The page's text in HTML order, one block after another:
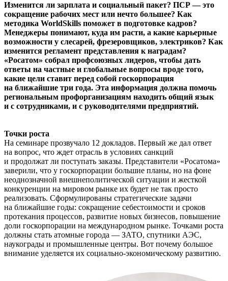
Изменится ли зарплата и социальный пакет? ПСР — это
сокращение рабочих мест или нечто большее? Как
методика WorldSkills поможет в подготовке кадров?
Менеджеры понимают, куда им расти, а какие карьерные
возможности у слесарей, фрезеровщиков, электриков? Как
изменится регламент представления к наградам?
«Росатом» собрал профсоюзных лидеров, чтобы дать
ответы на частные и глобальные вопросы вроде того,
какие цели ставит перед собой госкорпорация
на ближайшие три года. Эта информация должна помочь
региональным профорганизациям находить общий язык
и с сотрудниками, и с руководителями предприятий.
Точки роста
На семинаре прозвучало 12 докладов. Первый же дал ответ
на вопрос, что ждет отрасль в условиях санкций
и продолжат ли поступать заказы. Представители «Росатома»
заверили, что у госкорпорации большие планы, но на фоне
неоднозначной внешнеполитической ситуации и жесткой
конкуренции на мировом рынке их будет не так просто
реализовать. Сформулированы стратегические задачи
на ближайшие годы: сокращение себестоимости и сроков
протекания процессов, развитие новых бизнесов, повышение
доли госкорпорации на международном рынке. Точками роста
должны стать атомные города — ЗАТО, спутники АЭС,
наукограды и промышленные центры. Вот почему большое
внимание уделяется их социально-экономическому развитию.